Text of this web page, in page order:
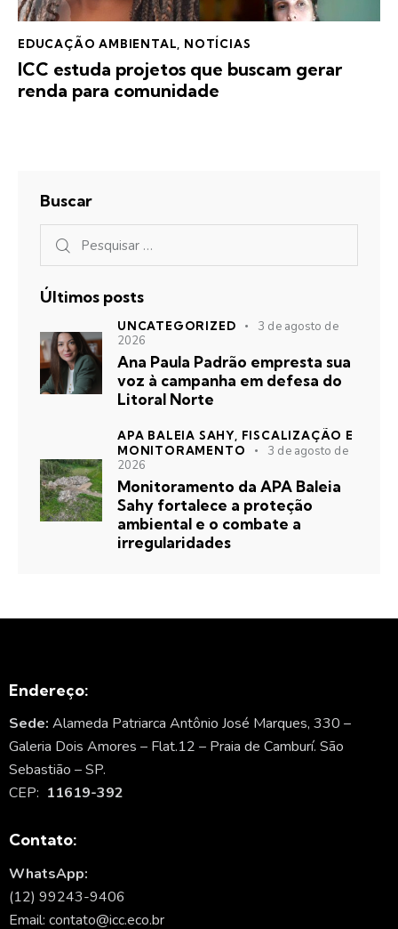
EDUCAÇÃO AMBIENTAL NOTÍCIAS
ICC estuda projetos que buscam gerar
renda para comunidade
Buscar
Últimos posts
UNCATEGORIZED
3 de agosto de
2026
Ana Paula Padrão empresta sua
voz à campanha em defesa do
Litoral Norte
APA BALEIA SAHY, FISCALIZAÇÃO E
MONITORAMENTO
3 de agosto de
2026
Monitoramento da APA Baleia
Sahy fortalece a proteção
ambiental e o combate a
irregularidades
Endereço:
Sede: Alameda Patriarca Antônio José Marques, 330 –
Galeria Dois Amores – Flat.12 – Praia de Camburí. São
Sebastião – SP.
CEP: 11619-392
Contato:
WhatsApp:
(12) 99243-9406
Email: contato@icc.eco.br